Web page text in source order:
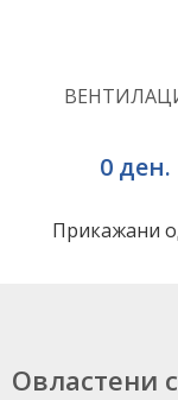
0 ден.
Додај во
Прикажани
Овластени